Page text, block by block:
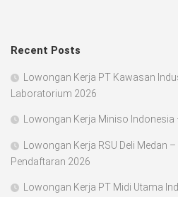
Recent Posts
Lowongan Kerja PT Kawasan
Laboratorium 2026
Lowongan Kerja Miniso
Lowongan Kerja RSU Deli Medan
Pendaftaran 2026
Lowongan Kerja PT Midi Utama